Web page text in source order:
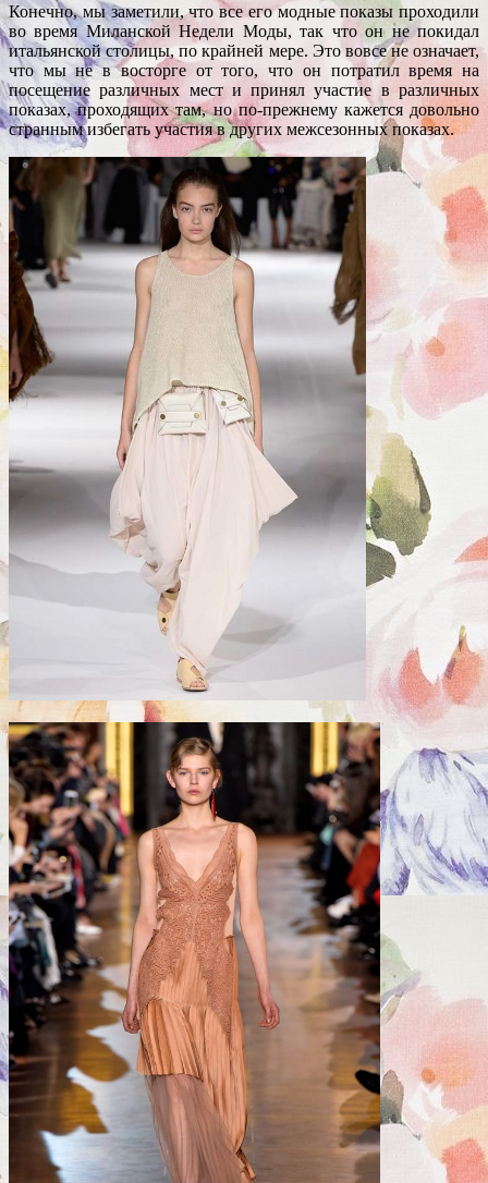
Конечно, мы заметили, что все его модные показы проходили
во время Миланской Недели Моды, так что он не покидал
итальянской столицы, по крайней мере. Это вовсе не означает,
что мы не в восторге от того, что он потратил время на
посещение различных мест и принял участие в различных
показах, проходящих там, но по-прежнему кажется довольно
странным избегать участия в других межсезонных показах.